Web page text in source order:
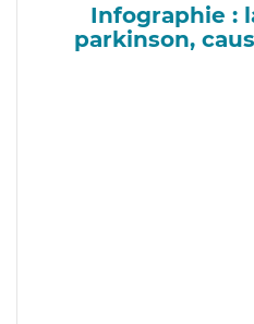
Infographie :
parkinson,